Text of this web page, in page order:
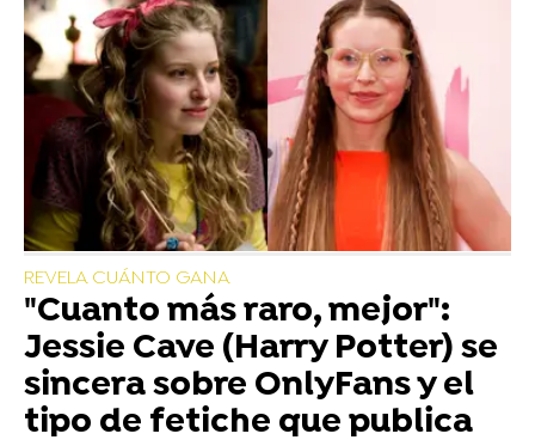
REVELA CUÁNTO GANA
"Cuanto más raro, mejor":
Jessie Cave (Harry Potter) se
sincera sobre OnlyFans y el
tipo de fetiche que publica